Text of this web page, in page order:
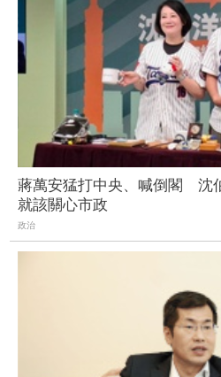
蔣萬安猛打中央、喊倒閣 沈
就該關心市政
政治